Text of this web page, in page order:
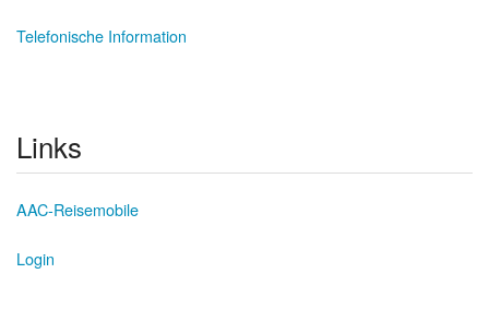
Telefonische Information
Links
AAC-Reisemobile
Login